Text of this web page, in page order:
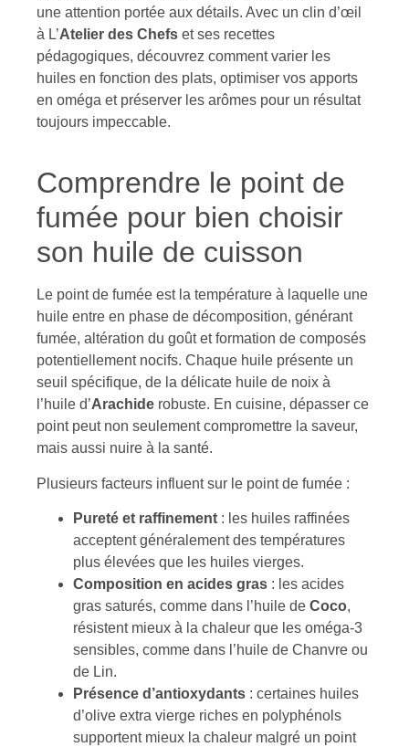
une attention portée aux détails. Avec un clin d’œil
à L’Atelier des Chefs et ses recettes
pédagogiques, découvrez comment varier les
huiles en fonction des plats, optimiser vos apports
en oméga et préserver les arômes pour un résultat
toujours impeccable.
Comprendre le point de
fumée pour bien choisir
son huile de cuisson
Le point de fumée est la température à laquelle une
huile entre en phase de décomposition, générant
fumée, altération du goût et formation de composés
potentiellement nocifs. Chaque huile présente un
seuil spécifique, de la délicate huile de noix à
l’huile d’Arachide robuste. En cuisine, dépasser ce
point peut non seulement compromettre la saveur,
mais aussi nuire à la santé.
Plusieurs facteurs influent sur le point de fumée :
Pureté et raffinement : les huiles raffinées
acceptent généralement des températures
plus élevées que les huiles vierges.
Composition en acides gras : les acides
gras saturés, comme dans l’huile de Coco,
résistent mieux à la chaleur que les oméga-3
sensibles, comme dans l’huile de Chanvre ou
de Lin.
Présence d’antioxydants : certaines huiles
d’olive extra vierge riches en polyphénols
supportent mieux la chaleur malgré un point